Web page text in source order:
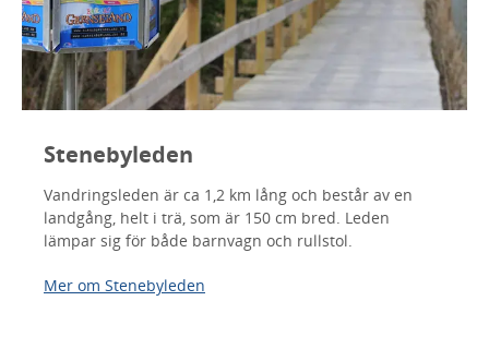
Stenebyleden
Vandringsleden är ca 1,2 km lång och består av en
landgång, helt i trä, som är 150 cm bred. Leden
lämpar sig för både barnvagn och rullstol.
Mer om Stenebyleden